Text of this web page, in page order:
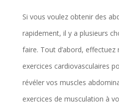
Si vous voulez obtenir des
rapidement, il y a plusieurs
faire. Tout d’abord, effectuez
exercices cardiovasculaires
révéler vos muscles
exercices de musculation à